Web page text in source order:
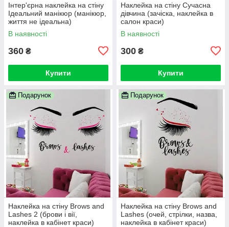
Інтер'єрна наклейка на стіну
Ідеальний манікюр (манікюр,
життя не ідеальна)
В наявності
360 ₴
Купити
Наклейка на стіну Сучасна
дівчина (зачіска, наклейка в
салон краси)
В наявності
300 ₴
Купити
Подарунок
Наклейка на стіну Brows and
Lashes 2 (брови і вії,
наклейка в кабінет краси)
Подарунок
Наклейка на стіну Brows and
Lashes (очей, стрілки, назва,
наклейка в кабінет краси)